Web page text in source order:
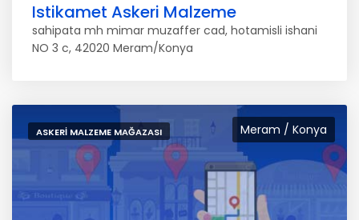
Istikamet Askeri Malzeme
sahipata mh mimar muzaffer cad, hotamisli ishani
NO 3 c, 42020 Meram/Konya
Meram / Konya
ASKERI MALZEME MAĞAZASI